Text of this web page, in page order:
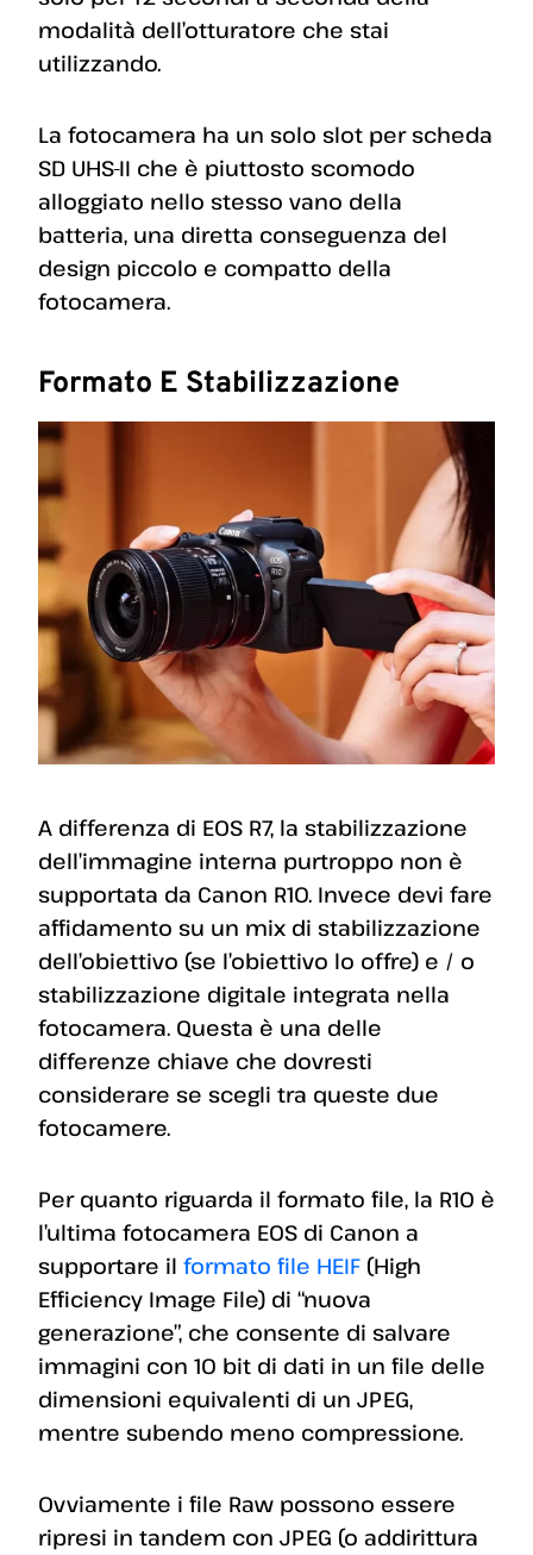
modalità dell’otturatore che stai
utilizzando.
La fotocamera ha un solo slot per scheda
SD UHS-II che è piuttosto scomodo
alloggiato nello stesso vano della
batteria, una diretta conseguenza del
design piccolo e compatto della
fotocamera.
Formato E Stabilizzazione
A differenza di EOS R7, la stabilizzazione
dell’immagine interna purtroppo non è
supportata da Canon R10. Invece devi fare
affidamento su un mix di stabilizzazione
dell’obiettivo (se l’obiettivo lo offre) e / o
stabilizzazione digitale integrata nella
fotocamera. Questa è una delle
differenze chiave che dovresti
considerare se scegli tra queste due
fotocamere.
Per quanto riguarda il formato file, la R10 è
l’ultima fotocamera EOS di Canon a
supportare il formato file HEIF (High
Efficiency Image File) di “nuova
generazione”, che consente di salvare
immagini con 10 bit di dati in un file delle
dimensioni equivalenti di un JPEG,
mentre subendo meno compressione.
Ovviamente i file Raw possono essere
ripresi in tandem con JPEG (o addirittura